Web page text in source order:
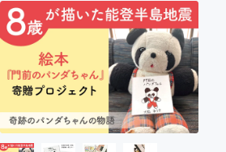
テクノロジー・ガジェット
映像・映画
ビジネス・起業